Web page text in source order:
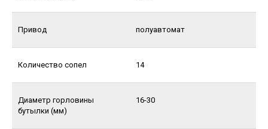
Привод полуавтомат
Количество сопел 14
Диаметр горловины
бутылки (мм)
16-30